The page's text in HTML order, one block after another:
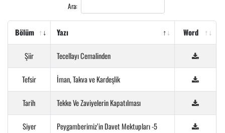
Ara:
Bölüm Yazı Word
Şiir Tecellayı Cemalinden
Tefsir İman, Takva ve Kardeşlik
Tarih Tekke Ve Zaviyelerin Kapatılması
Siyer Peygamberimiz’in Davet Mektupları -5